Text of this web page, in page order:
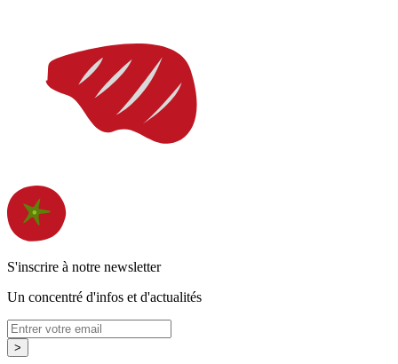
S'inscrire à notre newsletter
Un concentré d'infos et d'actualités
>